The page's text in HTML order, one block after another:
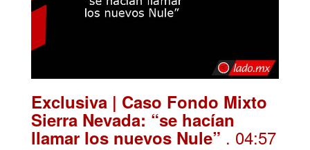
Exclusiva | Caso Fondo Mixto
Sierra Nevada: “se hacían
llamar los nuevos Nule” . 04:57